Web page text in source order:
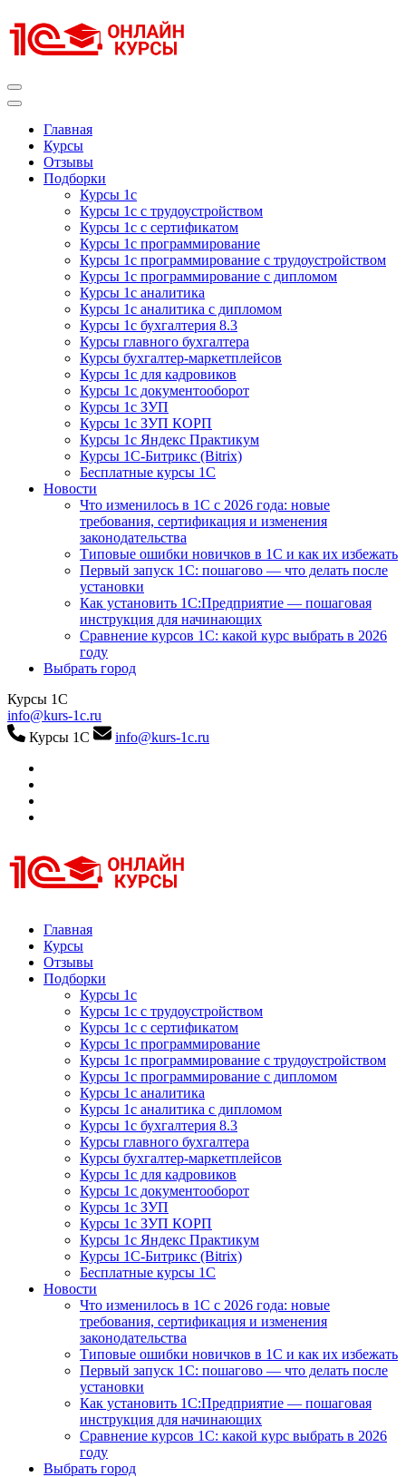
к
содержимому
Главная
Курсы
Отзывы
Подборки
Курсы 1с
Курсы 1с с трудоустройством
Курсы 1с с сертификатом
Курсы 1с программирование
Курсы 1с программирование с трудоустройством
Курсы 1с программирование с дипломом
Курсы 1с аналитика
Курсы 1с аналитика с дипломом
Курсы 1с бухгалтерия 8.3
Курсы главного бухгалтера
Курсы бухгалтер-маркетплейсов
Курсы 1с для кадровиков
Курсы 1с документооборот
Курсы 1с ЗУП
Курсы 1с ЗУП КОРП
Курсы 1с Яндекс Практикум
Курсы 1С-Битрикс (Bitrix)
Бесплатные курсы 1С
Новости
Что изменилось в 1С с 2026 года: новые
требования, сертификация и изменения
законодательства
Типовые ошибки новичков в 1С и как их избежать
Первый запуск 1С: пошагово — что делать после
установки
Как установить 1С:Предприятие — пошаговая
инструкция для начинающих
Сравнение курсов 1С: какой курс выбрать в 2026
году
Выбрать город
Курсы 1С
info@kurs-1c.ru
Курсы 1С
info@kurs-1c.ru
Курсы 1С
Курсы 1С официальная сертификация
Главная
Курсы
Отзывы
Подборки
Курсы 1с
Курсы 1с с трудоустройством
Курсы 1с с сертификатом
Курсы 1с программирование
Курсы 1с программирование с трудоустройством
Курсы 1с программирование с дипломом
Курсы 1с аналитика
Курсы 1с аналитика с дипломом
Курсы 1с бухгалтерия 8.3
Курсы главного бухгалтера
Курсы бухгалтер-маркетплейсов
Курсы 1с для кадровиков
Курсы 1с документооборот
Курсы 1с ЗУП
Курсы 1с ЗУП КОРП
Курсы 1с Яндекс Практикум
Курсы 1С-Битрикс (Bitrix)
Бесплатные курсы 1С
Новости
Что изменилось в 1С с 2026 года: новые
требования, сертификация и изменения
законодательства
Типовые ошибки новичков в 1С и как их избежать
Первый запуск 1С: пошагово — что делать после
установки
Как установить 1С:Предприятие — пошаговая
инструкция для начинающих
Сравнение курсов 1С: какой курс выбрать в 2026
году
Выбрать город